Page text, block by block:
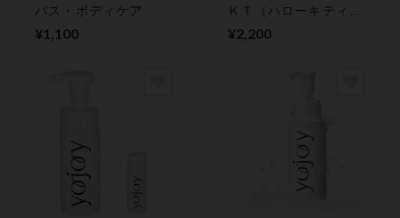
バス・ボディケア
¥1,100
ＫＴ（ハローキティ）
バス・ボディケア
¥2,200